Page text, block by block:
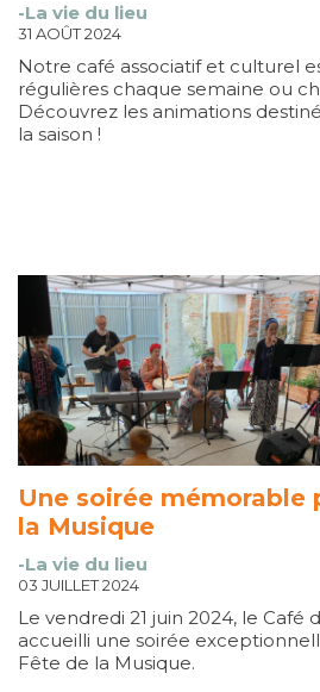
-La vie du lieu
31 AOÛT 2024
Notre café associatif et culturel
régulières chaque semaine ou
Découvrez les animations
la saison !
Une soirée mémorable
la Musique
-La vie du lieu
03 JUILLET 2024
Le vendredi 21 juin 2024, le Café
accueilli une soirée
Fête de la Musique.